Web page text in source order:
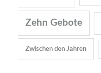
Zehn Gebote
Zwischen den Jahren